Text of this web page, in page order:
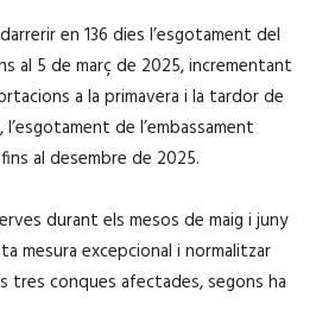
en 136 dies l’esgotament del
al 5 de març de 2025, incrementant
a la primavera i la tardor de
de l’embassament
al desembre de 2025.
durant els mesos de maig i juny
mesura excepcional i normalitzar
tres conques afectades, segons ha